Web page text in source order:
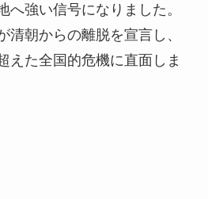
へ強い信号になりました。
清朝からの離脱を宣言し、
えた全国的危機に直面しま